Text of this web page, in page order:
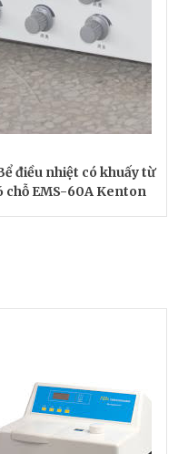
điều nhiệt có khuấy từ
chỗ EMS-60A Kenton